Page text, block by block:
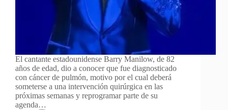
El cantante estadounidense Barry Manilow, de 82
años de edad, dio a conocer que fue diagnosticado
con cáncer de pulmón, motivo por el cual deberá
someterse a una intervención quirúrgica en las
próximas semanas y reprogramar parte de su
agenda…